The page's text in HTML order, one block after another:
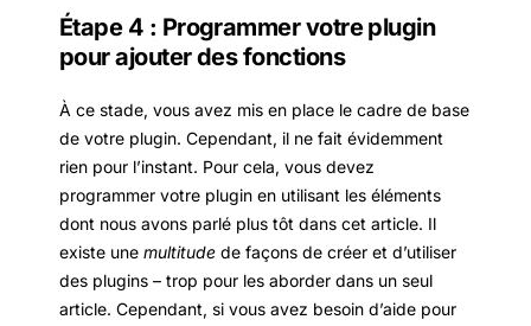
Étape 4 : Programmer votre plugin
pour ajouter des fonctions
À ce stade, vous avez mis en place le cadre de base
de votre plugin. Cependant, il ne fait évidemment
rien pour l’instant. Pour cela, vous devez
programmer votre plugin en utilisant les éléments
dont nous avons parlé plus tôt dans cet article. Il
existe une multitude de façons de créer et d’utiliser
des plugins – trop pour les aborder dans un seul
article. Cependant, si vous avez besoin d’aide pour